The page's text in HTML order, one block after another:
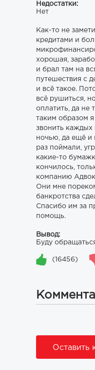
Недостатки:
Нет
Как-то не
кредитами и
хорошая,
и брал там на
путешествия с
и всё такое.
всё рушиться,
оплатить, да не
таким образом
звонить каждых
ночью, да ещё и
раз поймали,
какие-то
кончилось,
компанию
Они мне
банкротства
Спасибо им за
помощь.
Вывод:
Буду
(16456)
Оставить